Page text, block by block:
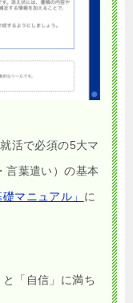
活で必須の5大マ
言葉遣い）の基本
マニュアル」 に
「自信」に満ち